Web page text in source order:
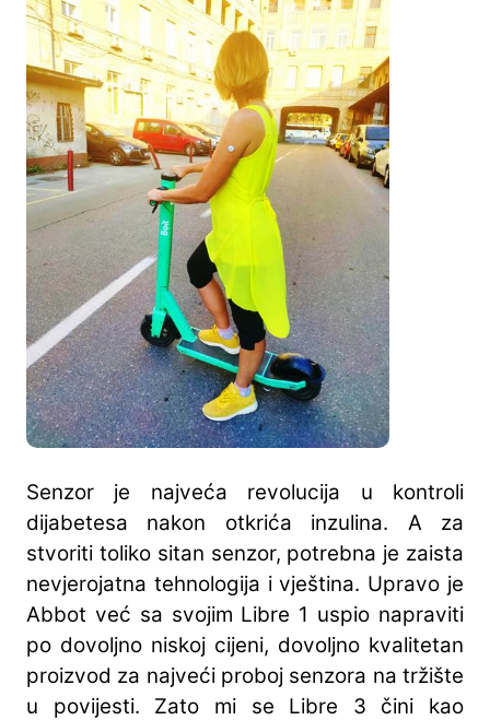
Senzor je najveća revolucija u kontroli
dijabetesa nakon otkrića inzulina. A za
stvoriti toliko sitan senzor, potrebna je zaista
nevjerojatna tehnologija i vještina. Upravo je
Abbot već sa svojim Libre 1 uspio napraviti
po dovoljno niskoj cijeni, dovoljno kvalitetan
proizvod za najveći proboj senzora na tržište
u povijesti. Zato mi se Libre 3 čini kao